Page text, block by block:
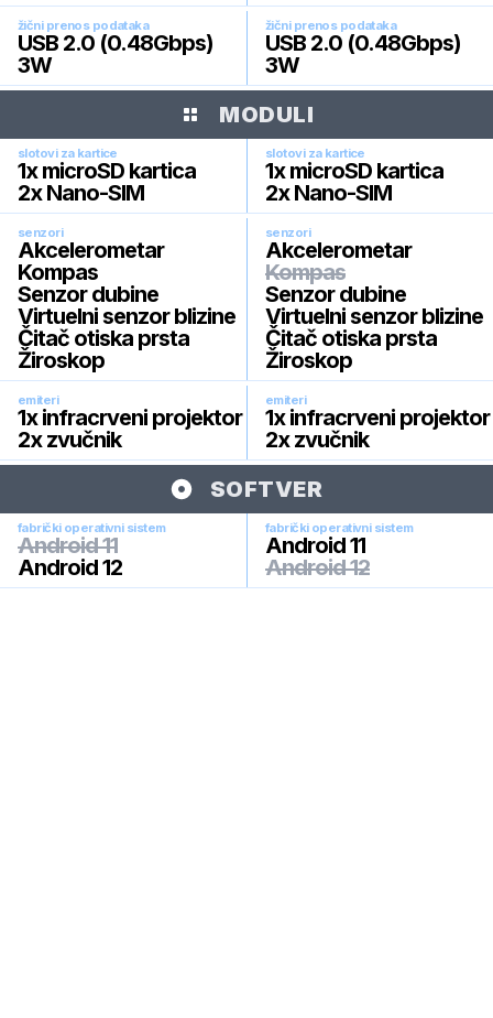
žični prenos podataka
USB 2.0 (0.48Gbps)
3W
žični prenos podataka
USB 2.0 (0.48Gbps)
3W
MODULI
slotovi za kartice
1x microSD kartica
2x Nano-SIM
slotovi za kartice
1x microSD kartica
2x Nano-SIM
senzori
Akcelerometar
Kompas
Senzor dubine
Virtuelni senzor blizine
Čitač otiska prsta
Žiroskop
senzori
Akcelerometar
Kompas
Senzor dubine
Virtuelni senzor blizine
Čitač otiska prsta
Žiroskop
emiteri
1x infracrveni projektor
2x zvučnik
emiteri
1x infracrveni projektor
2x zvučnik
SOFTVER
fabrički operativni sistem
Android 11
Android 12
fabrički operativni sistem
Android 11
Android 12